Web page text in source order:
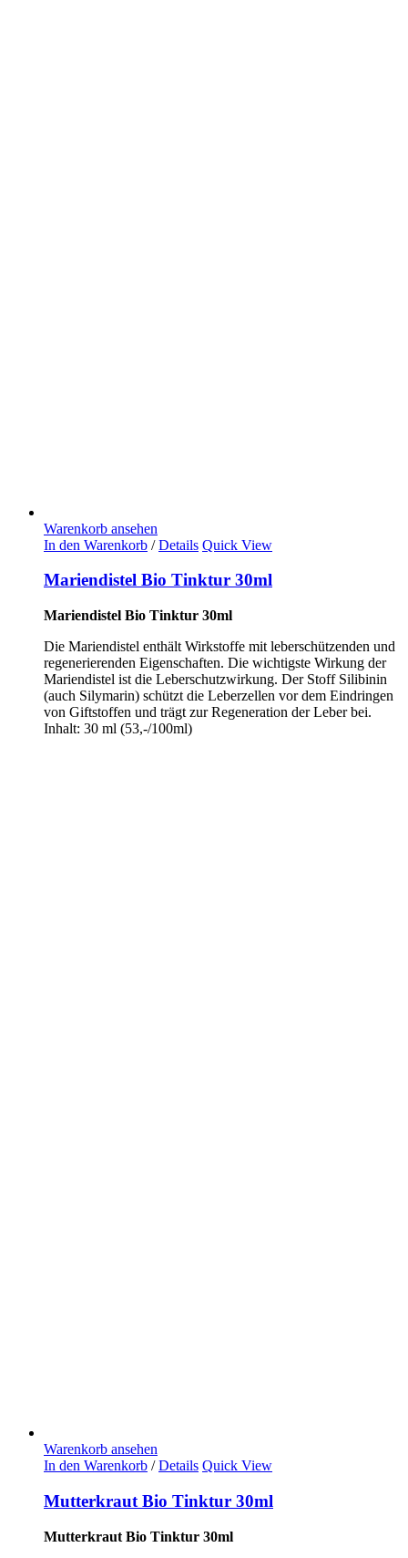
Warenkorb ansehen
In den Warenkorb / Details Quick View
Mariendistel Bio Tinktur 30ml
Mariendistel Bio Tinktur 30ml
Die Mariendistel enthält Wirkstoffe mit leberschützenden und
regenerierenden Eigenschaften. Die wichtigste Wirkung der
Mariendistel ist die Leberschutzwirkung. Der Stoff Silibinin
(auch Silymarin) schützt die Leberzellen vor dem Eindringen
von Giftstoffen und trägt zur Regeneration der Leber bei.
Inhalt: 30 ml (53,-/100ml)
Warenkorb ansehen
In den Warenkorb / Details Quick View
Mutterkraut Bio Tinktur 30ml
Mutterkraut Bio Tinktur 30ml